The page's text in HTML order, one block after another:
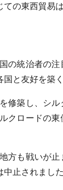
の東西貿易
の統治者の注
と友好を築
築し、シル
クロードの
方も戦いが
止されました